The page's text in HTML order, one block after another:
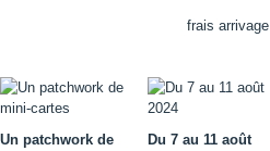
frais arrivage
Un patchwork de
Du 7 au 11 août